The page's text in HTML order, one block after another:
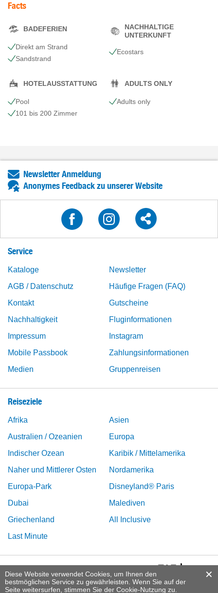
Diese Website verwendet Cookies, um Ihnen den
bestmöglichen Service zu gewährleisten. Wenn Sie auf der
Seite weitersurfen, stimmen Sie der Cookie-Nutzung zu.
Facts
BADEFERIEN
Direkt am Strand
Sandstrand
NACHHALTIGE
UNTERKUNFT
Ecostars
HOTELAUSSTATTUNG
Pool
101 bis 200 Zimmer
ADULTS ONLY
Adults only
Newsletter Anmeldung
Anonymes Feedback zu unserer Website
Service
Kataloge
Newsletter
AGB / Datenschutz
Häufige Fragen (FAQ)
Kontakt
Gutscheine
Nachhaltigkeit
Fluginformationen
Impressum
Instagram
Mobile Passbook
Zahlungsinformationen
Medien
Gruppenreisen
Reiseziele
Afrika
Asien
Australien / Ozeanien
Europa
Indischer Ozean
Karibik / Mittelamerika
Naher und Mittlerer Osten
Nordamerika
Europa-Park
Disneyland® Paris
Dubai
Malediven
Griechenland
All Inclusive
Last Minute